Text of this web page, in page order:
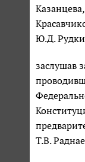
Ю.Д.
заслушав
Т.В.